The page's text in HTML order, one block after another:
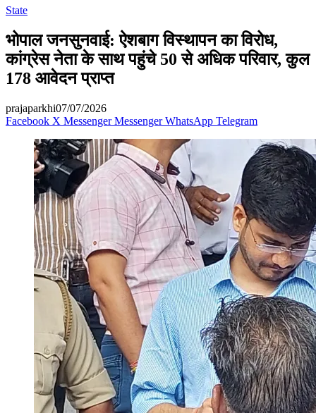
State
भोपाल जनसुनवाई: ऐशबाग विस्थापन का विरोध,
कांग्रेस नेता के साथ पहुंचे 50 से अधिक परिवार, कुल
178 आवेदन प्राप्त
prajaparkhi07/07/2026
Facebook X Messenger Messenger WhatsApp Telegram